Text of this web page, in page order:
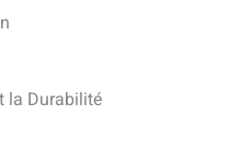
la Durabilité